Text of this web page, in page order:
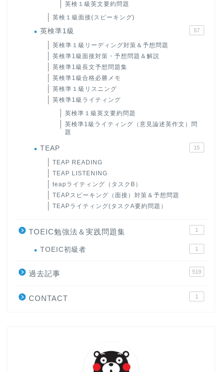
英検１級英文要約問題
英検１級面接(スピーキング)
英検準1級 57
英検準１級リーディング対策＆予想問題
英検準1級面接対策・予想問題＆解説
英検準1級長文予想問題集
英検準1級合格必勝メモ
英検準１級リスニング
英検準1級ライティング
英検準１級英文要約問題
英検準1級ライティング（意見論述英作文）問
題
TEAP 15
TEAP READING
TEAP LISTENING
teapライティング（タスクB）
TEAPスピーキング（面接）対策＆予想問題
TEAPライティング(タスクA要約問題）
TOEIC勉強法＆実践問題集 1
TOEIC初級者 1
過去記事 519
CONTACT 1
大学入試英語対策講座